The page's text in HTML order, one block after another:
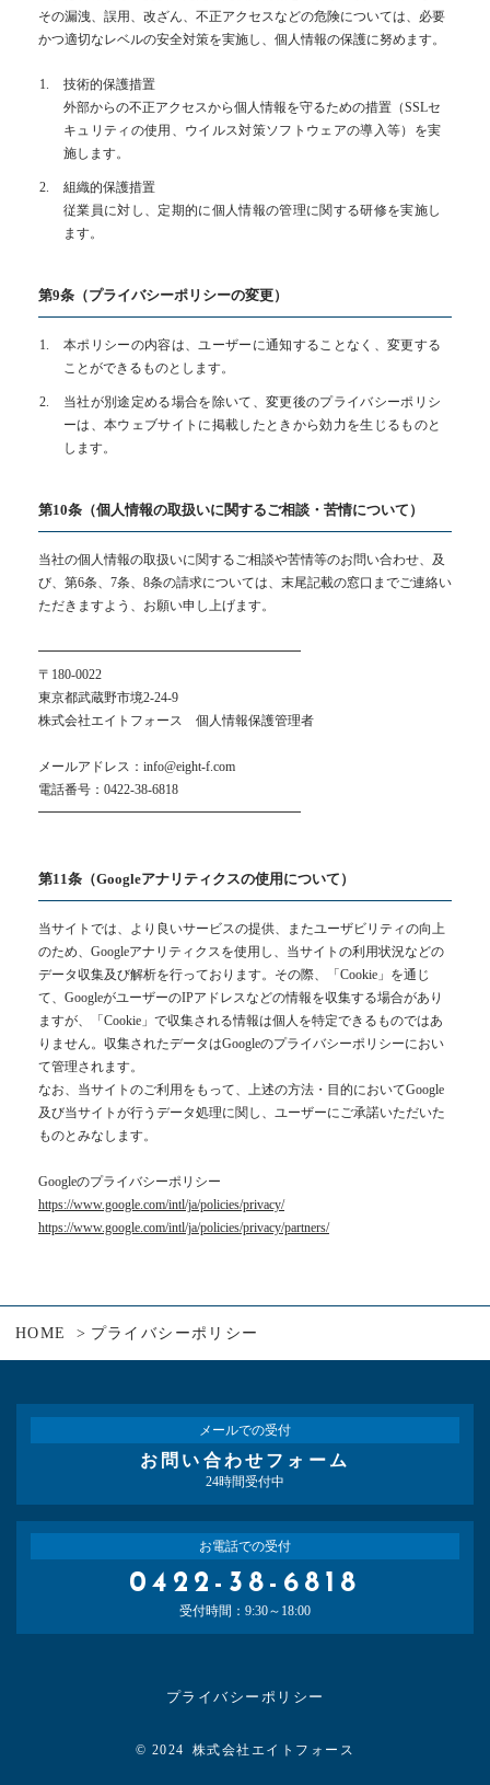
その漏洩、誤用、改ざん、不正アクセスなどの危険については、必要
かつ適切なレベルの安全対策を実施し、個人情報の保護に努めます。
技術的保護措置
外部からの不正アクセスから個人情報を守るための措置（SSLセ
キュリティの使用、ウイルス対策ソフトウェアの導入等）を実
施します。
組織的保護措置
従業員に対し、定期的に個人情報の管理に関する研修を実施し
ます。
第9条（プライバシーポリシーの変更）
本ポリシーの内容は、ユーザーに通知することなく、変更する
ことができるものとします。
当社が別途定める場合を除いて、変更後のプライバシーポリシ
ーは、本ウェブサイトに掲載したときから効力を生じるものと
します。
第10条（個人情報の取扱いに関するご相談・苦情について）
当社の個人情報の取扱いに関するご相談や苦情等のお問い合わせ、及
び、第6条、7条、8条の請求については、末尾記載の窓口までご連絡い
ただきますよう、お願い申し上げます。
━━━━━━━━━━━━━━━━━━━━
〒180-0022
東京都武蔵野市境2-24-9
株式会社エイトフォース 個人情報保護管理者
メールアドレス：info@eight-f.com
電話番号：0422-38-6818
━━━━━━━━━━━━━━━━━━━━
第11条（Googleアナリティクスの使用について）
当サイトでは、より良いサービスの提供、またユーザビリティの向上
のため、Googleアナリティクスを使用し、当サイトの利用状況などの
データ収集及び解析を行っております。その際、「Cookie」を通じ
て、GoogleがユーザーのIPアドレスなどの情報を収集する場合があり
ますが、「Cookie」で収集される情報は個人を特定できるものではあ
りません。収集されたデータはGoogleのプライバシーポリシーにおい
て管理されます。
なお、当サイトのご利用をもって、上述の方法・目的においてGoogle
及び当サイトが行うデータ処理に関し、ユーザーにご承諾いただいた
ものとみなします。
Googleのプライバシーポリシー
https://www.google.com/intl/ja/policies/privacy/
https://www.google.com/intl/ja/policies/privacy/partners/
HOME プライバシーポリシー
メールでの受付
お問い合わせフォーム
24時間受付中
お電話での受付
0422-38-6818
受付時間：9:30～18:00
プライバシーポリシー
© 2024 株式会社エイトフォース